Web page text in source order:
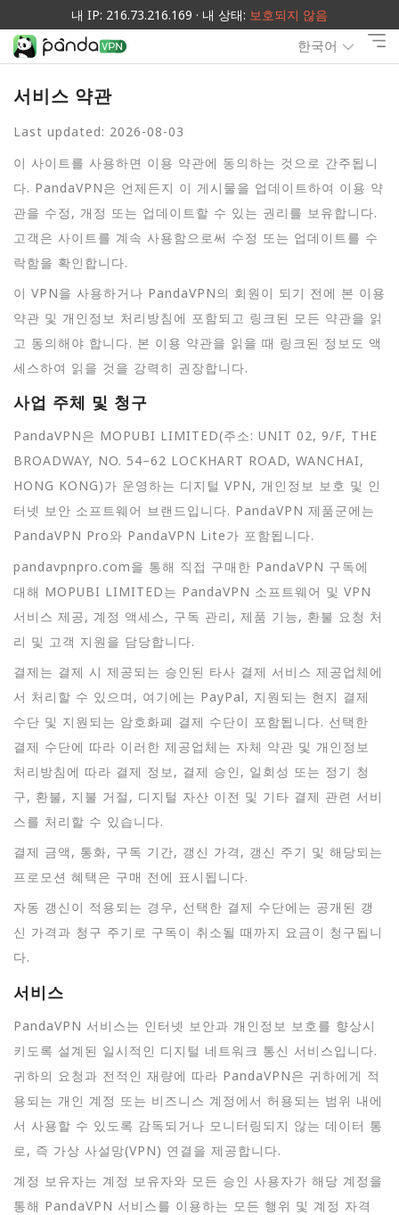
내 IP: 216.73.216.169 · 내 상태: 보호되지 않음
한국어
서비스 약관
Last updated: 2026-08-03
이 사이트를 사용하면 이용 약관에 동의하는 것으로 간주됩니
다. PandaVPN은 언제든지 이 게시물을 업데이트하여 이용 약
관을 수정, 개정 또는 업데이트할 수 있는 권리를 보유합니다.
고객은 사이트를 계속 사용함으로써 수정 또는 업데이트를 수
락함을 확인합니다.
이 VPN을 사용하거나 PandaVPN의 회원이 되기 전에 본 이용
약관 및 개인정보 처리방침에 포함되고 링크된 모든 약관을 읽
고 동의해야 합니다. 본 이용 약관을 읽을 때 링크된 정보도 액
세스하여 읽을 것을 강력히 권장합니다.
사업 주체 및 청구
PandaVPN은 MOPUBI LIMITED(주소: UNIT 02, 9/F, THE
BROADWAY, NO. 54–62 LOCKHART ROAD, WANCHAI,
HONG KONG)가 운영하는 디지털 VPN, 개인정보 보호 및 인
터넷 보안 소프트웨어 브랜드입니다. PandaVPN 제품군에는
PandaVPN Pro와 PandaVPN Lite가 포함됩니다.
pandavpnpro.com을 통해 직접 구매한 PandaVPN 구독에
대해 MOPUBI LIMITED는 PandaVPN 소프트웨어 및 VPN
서비스 제공, 계정 액세스, 구독 관리, 제품 기능, 환불 요청 처
리 및 고객 지원을 담당합니다.
결제는 결제 시 제공되는 승인된 타사 결제 서비스 제공업체에
서 처리할 수 있으며, 여기에는 PayPal, 지원되는 현지 결제
수단 및 지원되는 암호화폐 결제 수단이 포함됩니다. 선택한
결제 수단에 따라 이러한 제공업체는 자체 약관 및 개인정보
처리방침에 따라 결제 정보, 결제 승인, 일회성 또는 정기 청
구, 환불, 지불 거절, 디지털 자산 이전 및 기타 결제 관련 서비
스를 처리할 수 있습니다.
결제 금액, 통화, 구독 기간, 갱신 가격, 갱신 주기 및 해당되는
프로모션 혜택은 구매 전에 표시됩니다.
자동 갱신이 적용되는 경우, 선택한 결제 수단에는 공개된 갱
신 가격과 청구 주기로 구독이 취소될 때까지 요금이 청구됩니
다.
서비스
PandaVPN 서비스는 인터넷 보안과 개인정보 보호를 향상시
키도록 설계된 일시적인 디지털 네트워크 통신 서비스입니다.
귀하의 요청과 전적인 재량에 따라 PandaVPN은 귀하에게 적
용되는 개인 계정 또는 비즈니스 계정에서 허용되는 범위 내에
서 사용할 수 있도록 감독되거나 모니터링되지 않는 데이터 통
로, 즉 가상 사설망(VPN) 연결을 제공합니다.
계정 보유자는 계정 보유자와 모든 승인 사용자가 해당 계정을
통해 PandaVPN 서비스를 이용하는 모든 행위 및 계정 자격